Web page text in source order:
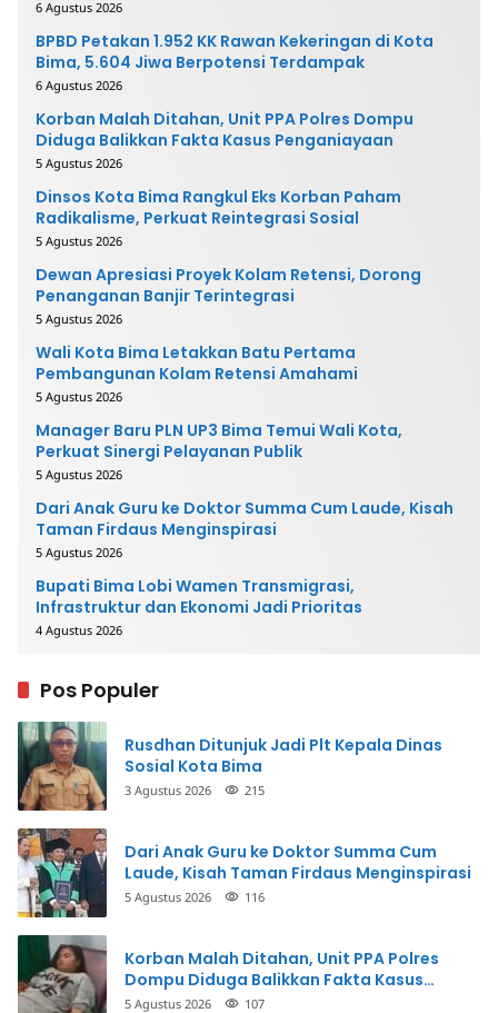
6 Agustus 2026
BPBD Petakan 1.952 KK Rawan Kekeringan di Kota
Bima, 5.604 Jiwa Berpotensi Terdampak
6 Agustus 2026
Korban Malah Ditahan, Unit PPA Polres Dompu
Diduga Balikkan Fakta Kasus Penganiayaan
5 Agustus 2026
Dinsos Kota Bima Rangkul Eks Korban Paham
Radikalisme, Perkuat Reintegrasi Sosial
5 Agustus 2026
Dewan Apresiasi Proyek Kolam Retensi, Dorong
Penanganan Banjir Terintegrasi
5 Agustus 2026
Wali Kota Bima Letakkan Batu Pertama
Pembangunan Kolam Retensi Amahami
5 Agustus 2026
Manager Baru PLN UP3 Bima Temui Wali Kota,
Perkuat Sinergi Pelayanan Publik
5 Agustus 2026
Dari Anak Guru ke Doktor Summa Cum Laude, Kisah
Taman Firdaus Menginspirasi
5 Agustus 2026
Bupati Bima Lobi Wamen Transmigrasi,
Infrastruktur dan Ekonomi Jadi Prioritas
4 Agustus 2026
Pos Populer
Rusdhan Ditunjuk Jadi Plt Kepala Dinas
Sosial Kota Bima
3 Agustus 2026 215
Dari Anak Guru ke Doktor Summa Cum
Laude, Kisah Taman Firdaus Menginspirasi
5 Agustus 2026 116
Korban Malah Ditahan, Unit PPA Polres
Dompu Diduga Balikkan Fakta Kasus
Penganiayaan
5 Agustus 2026 107